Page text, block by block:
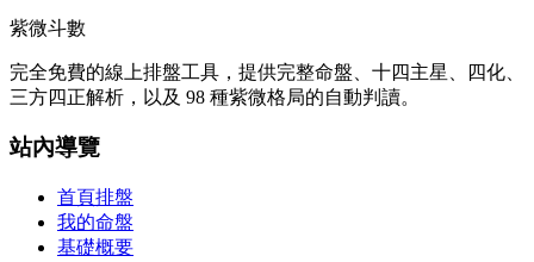
紫微斗數
完全免費的線上排盤工具，提供完整命盤、十四主星、四化、
三方四正解析，以及 98 種紫微格局的自動判讀。
站內導覽
首頁排盤
我的命盤
基礎概要